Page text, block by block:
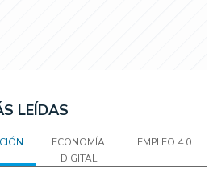
LEÍDAS
ECONOMÍA
DIGITAL
EMPLEO 4.0